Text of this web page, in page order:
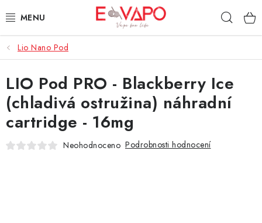
na
3D TISK
TIPY ZA DOBROU CENU
AROMATA A PŘÍCHUTĚ
BÁZE
Lio Nano Pod
LIO Pod PRO - Blackberry Ice
(chladivá ostružina) náhradní
cartridge - 16mg
Neohodnoceno Podrobnosti hodnocení